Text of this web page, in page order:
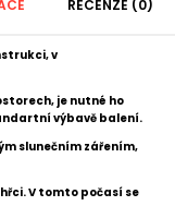
RECENZE (0)
v
je nutné ho
výbavě balení.
slunečním zářením,
V tomto počasí se